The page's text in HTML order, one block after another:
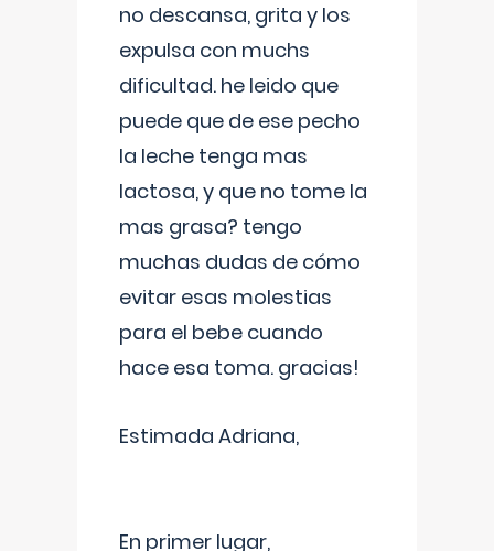
no descansa, grita y los
expulsa con muchs
dificultad. he leido que
puede que de ese pecho
la leche tenga mas
lactosa, y que no tome la
mas grasa? tengo
muchas dudas de cómo
evitar esas molestias
para el bebe cuando
hace esa toma. gracias!
Estimada Adriana,
En primer lugar,